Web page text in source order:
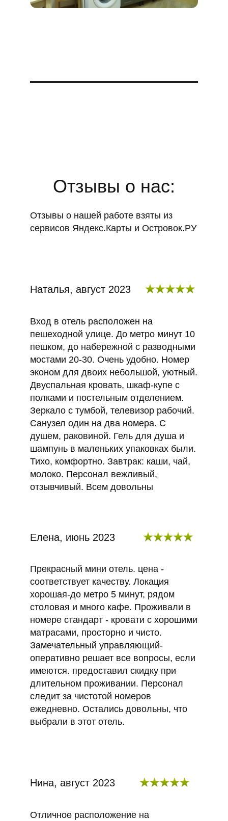
Отзывы о нас:
Отзывы о нашей работе взяты из
сервисов Яндекс.Карты и Островок.РУ
Наталья, август 2023
Вход в отель расположен на
пешеходной улице. До метро минут 10
пешком, до набережной с разводными
мостами 20-30. Очень удобно. Номер
эконом для двоих небольшой, уютный.
Двуспальная кровать, шкаф-купе с
полками и постельным отделением.
Зеркало с тумбой, телевизор рабочий.
Санузел один на два номера. С
душем, раковиной. Гель для душа и
шампунь в маленьких упаковках были.
Тихо, комфортно. Завтрак: каши, чай,
молоко. Персонал вежливый,
отзывчивый. Всем довольны
Елена, июнь 2023
Прекрасный мини отель. цена -
соответствует качеству. Локация
хорошая-до метро 5 минут, рядом
столовая и много кафе. Проживали в
номере стандарт - кровати с хорошими
матрасами, просторно и чисто.
Замечательный управляющий-
оперативно решает все вопросы, если
имеются. предоставил скидку при
длительном проживании. Персонал
следит за чистотой номеров
ежедневно. Остались довольны, что
выбрали в этот отель.
Нина, август 2023
Отличное расположение на